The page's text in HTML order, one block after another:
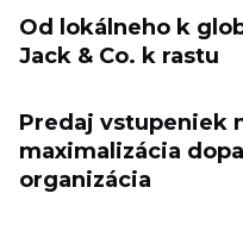
Od lokálneho k
Jack & Co. k rastu
Predaj vstupeniek
maximalizácia
organizácia